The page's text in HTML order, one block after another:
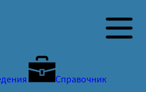
Справочник